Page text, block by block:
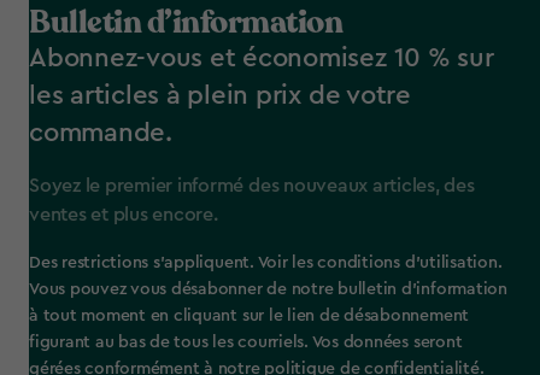
Bulletin d’information
Abonnez-vous et économisez 10 % sur
les articles à plein prix de votre
commande.
Soyez le premier informé des nouveaux articles, des
ventes et plus encore.
Des restrictions s’appliquent. Voir les conditions d’utilisation.
Vous pouvez vous désabonner de notre bulletin d’information
à tout moment en cliquant sur le lien de désabonnement
figurant au bas de tous les courriels. Vos données seront
gérées conformément à notre politique de confidentialité.